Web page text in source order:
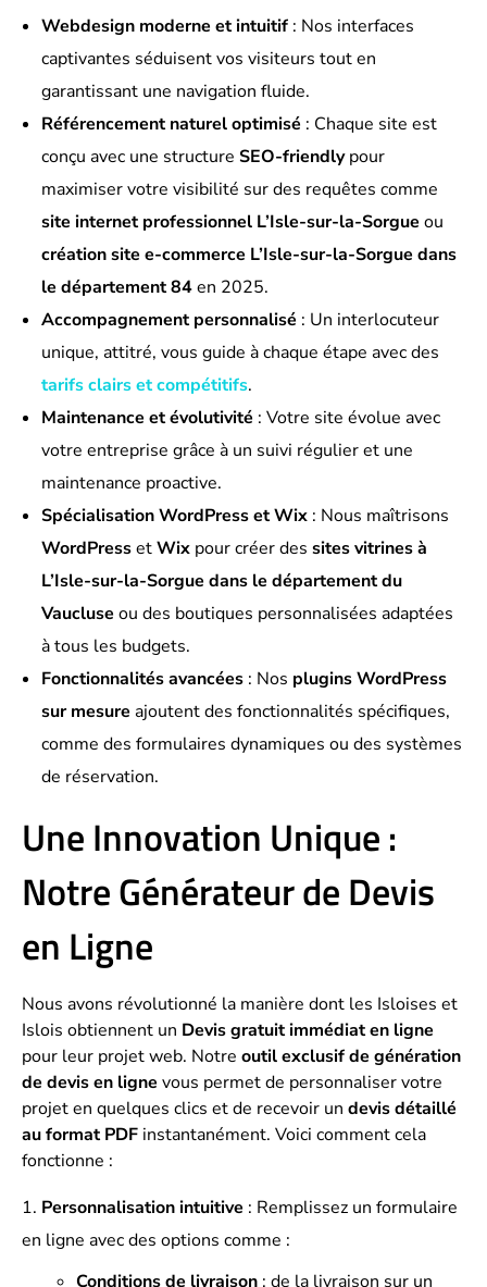
Webdesign moderne et intuitif: Nos interfaces
captivantes séduisent vos visiteurs tout en
garantissant une navigation fluide.
Référencement naturel optimisé : Chaque site est
conçu avec une structure SEO-friendlypour
maximiser votre visibilité sur des requêtes comme
site internet professionnel L’Isle-sur-la-Sorgue ou
création site e-commerce L’Isle-sur-la-Sorgue dans
le département 84en 2025.
Accompagnement personnalisé : Un interlocuteur
unique, attitré, vous guide à chaque étape avec des
tarifs clairs et compétitifs.
Maintenance et évolutivité : Votre site évolue avec
votre entreprise grâce à un suivi régulier et une
maintenance proactive.
Spécialisation WordPress et Wix: Nous maîtrisons
WordPressetWixpour créer des sites vitrines à
L’Isle-sur-la-Sorgue dans le département du
Vaucluse ou des boutiques personnalisées adaptées
à tous les budgets.
Fonctionnalités avancées: Nos plugins WordPress
sur mesure ajoutent des fonctionnalités spécifiques,
comme des formulaires dynamiques ou des systèmes
de réservation.
Une Innovation Unique :
Notre Générateur de Devis
en Ligne
Nous avons révolutionné la manière dont les Isloises et
Islois obtiennent un Devis gratuit immédiat en ligne
pour leur projet web. Notre outil exclusif de génération
de devis en ligne vous permet de personnaliser votre
projet en quelques clics et de recevoir un devis détaillé
au format PDF instantanément. Voici comment cela
fonctionne :
Personnalisation intuitive : Remplissez un formulaire
en ligne avec des options comme :
Conditions de livraison: de la livraison sur un